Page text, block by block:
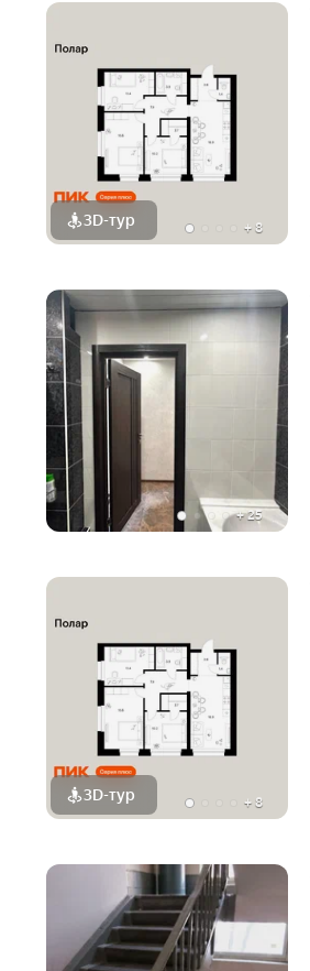
3D-тур + 8
+25
3D-тур + 8